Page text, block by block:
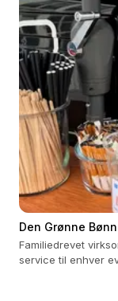
Den Grønne
Familiedrevet
service til enhver